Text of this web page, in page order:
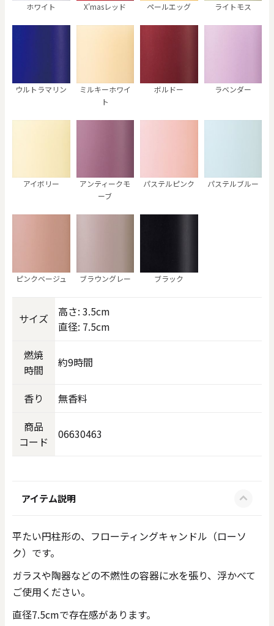
ホワイト X'masレッド ペールエッグ ライトモス
ウルトラマリン
ミルキーホワイ
ト
ボルドー ラベンダー
アイボリー
アンティークモ
ーブ
パステルピンク パステルブルー
ピンクベージュ ブラウングレー ブラック
サイズ
高さ: 3.5cm
直径: 7.5cm
燃焼
時間
約9時間
香り
無香料
商品
コード
06630463
アイテム説明
平たい円柱形の、フローティングキャンドル（ローソ
ク）です。
ガラスや陶器などの不燃性の容器に水を張り、浮かべて
ご使用ください。
直径7.5cmで存在感があります。